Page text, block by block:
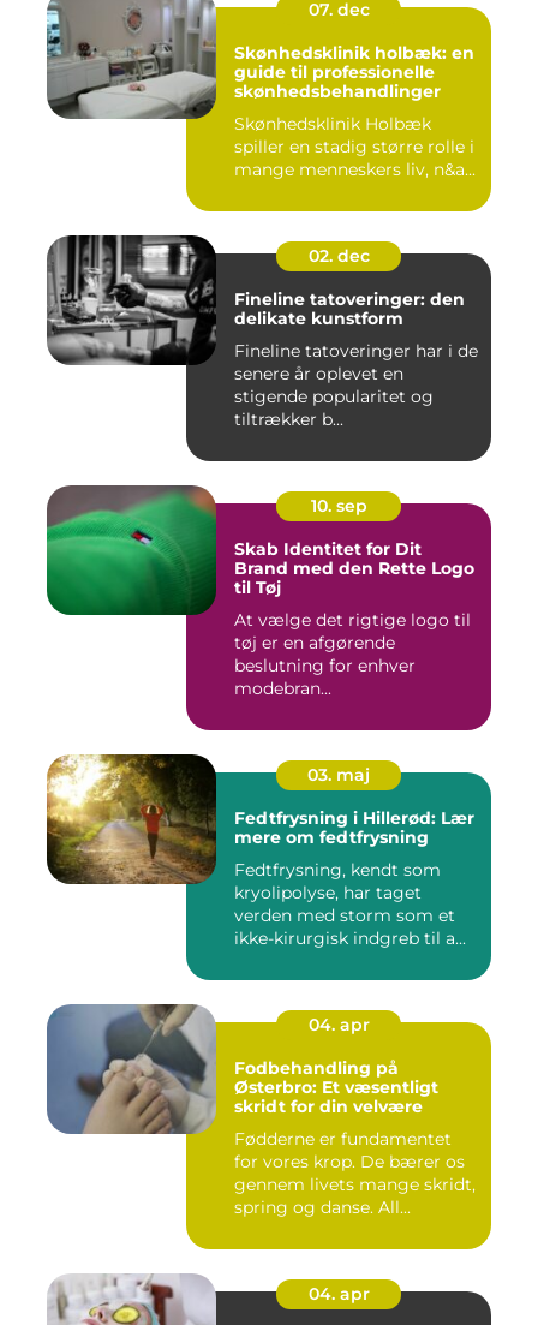
07. dec
Skønhedsklinik holbæk: en
guide til professionelle
skønhedsbehandlinger
Skønhedsklinik Holbæk
spiller en stadig større rolle i
mange menneskers liv, n&a...
02. dec
Fineline tatoveringer: den
delikate kunstform
Fineline tatoveringer har i de
senere år oplevet en
stigende popularitet og
tiltrækker b...
10. sep
Skab Identitet for Dit
Brand med den Rette Logo
til Tøj
At vælge det rigtige logo til
tøj er en afgørende
beslutning for enhver
modebran...
03. maj
Fedtfrysning i Hillerød: Lær
mere om fedtfrysning
Fedtfrysning, kendt som
kryolipolyse, har taget
verden med storm som et
ikke-kirurgisk indgreb til a...
04. apr
Fodbehandling på
Østerbro: Et væsentligt
skridt for din velvære
Fødderne er fundamentet
for vores krop. De bærer os
gennem livets mange skridt,
spring og danse. All...
04. apr